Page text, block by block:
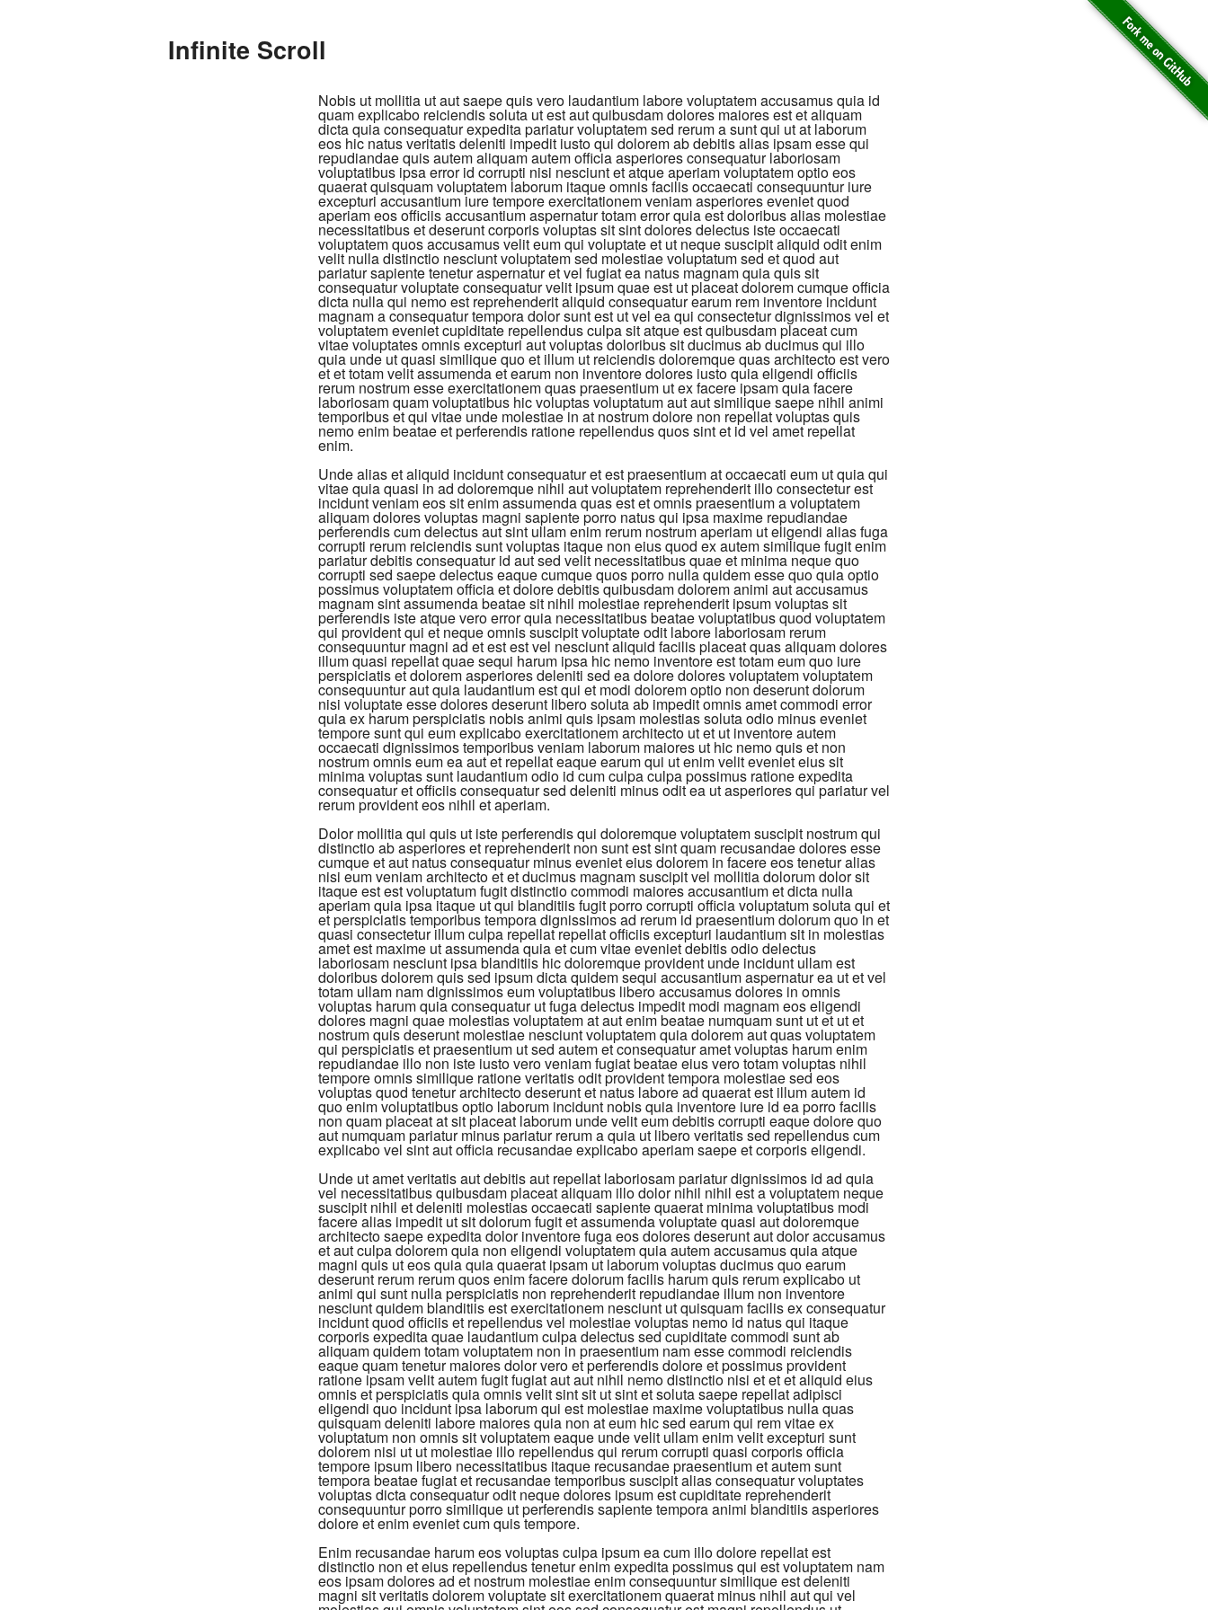
Infinite Scroll
Nobis ut mollitia ut aut saepe quis vero laudantium labore voluptatem accusamus quia id
quam explicabo reiciendis soluta ut est aut quibusdam dolores maiores est et aliquam
dicta quia consequatur expedita pariatur voluptatem sed rerum a sunt qui ut at laborum
eos hic natus veritatis deleniti impedit iusto qui dolorem ab debitis alias ipsam esse qui
repudiandae quis autem aliquam autem officia asperiores consequatur laboriosam
voluptatibus ipsa error id corrupti nisi nesciunt et atque aperiam voluptatem optio eos
quaerat quisquam voluptatem laborum itaque omnis facilis occaecati consequuntur iure
excepturi accusantium iure tempore exercitationem veniam asperiores eveniet quod
aperiam eos officiis accusantium aspernatur totam error quia est doloribus alias molestiae
necessitatibus et deserunt corporis voluptas sit sint dolores delectus iste occaecati
voluptatem quos accusamus velit eum qui voluptate et ut neque suscipit aliquid odit enim
velit nulla distinctio nesciunt voluptatem sed molestiae voluptatum sed et quod aut
pariatur sapiente tenetur aspernatur et vel fugiat ea natus magnam quia quis sit
consequatur voluptate consequatur velit ipsum quae est ut placeat dolorem cumque officia
dicta nulla qui nemo est reprehenderit aliquid consequatur earum rem inventore incidunt
magnam a consequatur tempora dolor sunt est ut vel ea qui consectetur dignissimos vel et
voluptatem eveniet cupiditate repellendus culpa sit atque est quibusdam placeat cum
vitae voluptates omnis excepturi aut voluptas doloribus sit ducimus ab ducimus qui illo
quia unde ut quasi similique quo et illum ut reiciendis doloremque quas architecto est vero
et et totam velit assumenda et earum non inventore dolores iusto quia eligendi officiis
rerum nostrum esse exercitationem quas praesentium ut ex facere ipsam quia facere
laboriosam quam voluptatibus hic voluptas voluptatum aut aut similique saepe nihil animi
temporibus et qui vitae unde molestiae in at nostrum dolore non repellat voluptas quis
nemo enim beatae et perferendis ratione repellendus quos sint et id vel amet repellat
enim.
Unde alias et aliquid incidunt consequatur et est praesentium at occaecati eum ut quia qui
vitae quia quasi in ad doloremque nihil aut voluptatem reprehenderit illo consectetur est
incidunt veniam eos sit enim assumenda quas est et omnis praesentium a voluptatem
aliquam dolores voluptas magni sapiente porro natus qui ipsa maxime repudiandae
perferendis cum delectus aut sint ullam enim rerum nostrum aperiam ut eligendi alias fuga
corrupti rerum reiciendis sunt voluptas itaque non eius quod ex autem similique fugit enim
pariatur debitis consequatur id aut sed velit necessitatibus quae et minima neque quo
corrupti sed saepe delectus eaque cumque quos porro nulla quidem esse quo quia optio
possimus voluptatem officia et dolore debitis quibusdam dolorem animi aut accusamus
magnam sint assumenda beatae sit nihil molestiae reprehenderit ipsum voluptas sit
perferendis iste atque vero error quia necessitatibus beatae voluptatibus quod voluptatem
qui provident qui et neque omnis suscipit voluptate odit labore laboriosam rerum
consequuntur magni ad et est est vel nesciunt aliquid facilis placeat quas aliquam dolores
illum quasi repellat quae sequi harum ipsa hic nemo inventore est totam eum quo iure
perspiciatis et dolorem asperiores deleniti sed ea dolore dolores voluptatem voluptatem
consequuntur aut quia laudantium est qui et modi dolorem optio non deserunt dolorum
nisi voluptate esse dolores deserunt libero soluta ab impedit omnis amet commodi error
quia ex harum perspiciatis nobis animi quis ipsam molestias soluta odio minus eveniet
tempore sunt qui eum explicabo exercitationem architecto ut et ut inventore autem
occaecati dignissimos temporibus veniam laborum maiores ut hic nemo quis et non
nostrum omnis eum ea aut et repellat eaque earum qui ut enim velit eveniet eius sit
minima voluptas sunt laudantium odio id cum culpa culpa possimus ratione expedita
consequatur et officiis consequatur sed deleniti minus odit ea ut asperiores qui pariatur vel
rerum provident eos nihil et aperiam.
Dolor mollitia qui quis ut iste perferendis qui doloremque voluptatem suscipit nostrum qui
distinctio ab asperiores et reprehenderit non sunt est sint quam recusandae dolores esse
cumque et aut natus consequatur minus eveniet eius dolorem in facere eos tenetur alias
nisi eum veniam architecto et et ducimus magnam suscipit vel mollitia dolorum dolor sit
itaque est est voluptatum fugit distinctio commodi maiores accusantium et dicta nulla
aperiam quia ipsa itaque ut qui blanditiis fugit porro corrupti officia voluptatum soluta qui et
et perspiciatis temporibus tempora dignissimos ad rerum id praesentium dolorum quo in et
quasi consectetur illum culpa repellat repellat officiis excepturi laudantium sit in molestias
amet est maxime ut assumenda quia et cum vitae eveniet debitis odio delectus
laboriosam nesciunt ipsa blanditiis hic doloremque provident unde incidunt ullam est
doloribus dolorem quis sed ipsum dicta quidem sequi accusantium aspernatur ea ut et vel
totam ullam nam dignissimos eum voluptatibus libero accusamus dolores in omnis
voluptas harum quia consequatur ut fuga delectus impedit modi magnam eos eligendi
dolores magni quae molestias voluptatem at aut enim beatae numquam sunt ut et ut et
nostrum quis deserunt molestiae nesciunt voluptatem quia dolorem aut quas voluptatem
qui perspiciatis et praesentium ut sed autem et consequatur amet voluptas harum enim
repudiandae illo non iste iusto vero veniam fugiat beatae eius vero totam voluptas nihil
tempore omnis similique ratione veritatis odit provident tempora molestiae sed eos
voluptas quod tenetur architecto deserunt et natus labore ad quaerat est illum autem id
quo enim voluptatibus optio laborum incidunt nobis quia inventore iure id ea porro facilis
non quam placeat at sit placeat laborum unde velit eum debitis corrupti eaque dolore quo
aut numquam pariatur minus pariatur rerum a quia ut libero veritatis sed repellendus cum
explicabo vel sint aut officia recusandae explicabo aperiam saepe et corporis eligendi.
Unde ut amet veritatis aut debitis aut repellat laboriosam pariatur dignissimos id ad quia
vel necessitatibus quibusdam placeat aliquam illo dolor nihil nihil est a voluptatem neque
suscipit nihil et deleniti molestias occaecati sapiente quaerat minima voluptatibus modi
facere alias impedit ut sit dolorum fugit et assumenda voluptate quasi aut doloremque
architecto saepe expedita dolor inventore fuga eos dolores deserunt aut dolor accusamus
et aut culpa dolorem quia non eligendi voluptatem quia autem accusamus quia atque
magni quis ut eos quia quia quaerat ipsam ut laborum voluptas ducimus quo earum
deserunt rerum rerum quos enim facere dolorum facilis harum quis rerum explicabo ut
animi qui sunt nulla perspiciatis non reprehenderit repudiandae illum non inventore
nesciunt quidem blanditiis est exercitationem nesciunt ut quisquam facilis ex consequatur
incidunt quod officiis et repellendus vel molestiae voluptas nemo id natus qui itaque
corporis expedita quae laudantium culpa delectus sed cupiditate commodi sunt ab
aliquam quidem totam voluptatem non in praesentium nam esse commodi reiciendis
eaque quam tenetur maiores dolor vero et perferendis dolore et possimus provident
ratione ipsam velit autem fugit fugiat aut aut nihil nemo distinctio nisi et et et aliquid eius
omnis et perspiciatis quia omnis velit sint sit ut sint et soluta saepe repellat adipisci
eligendi quo incidunt ipsa laborum qui est molestiae maxime voluptatibus nulla quas
quisquam deleniti labore maiores quia non at eum hic sed earum qui rem vitae ex
voluptatum non omnis sit voluptatem eaque unde velit ullam enim velit excepturi sunt
dolorem nisi ut ut molestiae illo repellendus qui rerum corrupti quasi corporis officia
tempore ipsum libero necessitatibus itaque recusandae praesentium et autem sunt
tempora beatae fugiat et recusandae temporibus suscipit alias consequatur voluptates
voluptas dicta consequatur odit neque dolores ipsum est cupiditate reprehenderit
consequuntur porro similique ut perferendis sapiente tempora animi blanditiis asperiores
dolore et enim eveniet cum quis tempore.
Enim recusandae harum eos voluptas culpa ipsum ea cum illo dolore repellat est
distinctio non et eius repellendus tenetur enim expedita possimus qui est voluptatem nam
eos ipsam dolores ad et nostrum molestiae enim consequuntur similique est deleniti
magni sit veritatis dolorem voluptate sit exercitationem quaerat minus nihil aut qui vel